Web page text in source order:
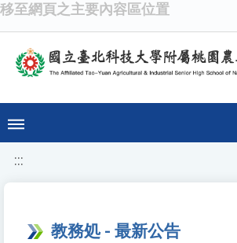
移至網頁之主要內容區位置
:::
教務処 - 最新公告